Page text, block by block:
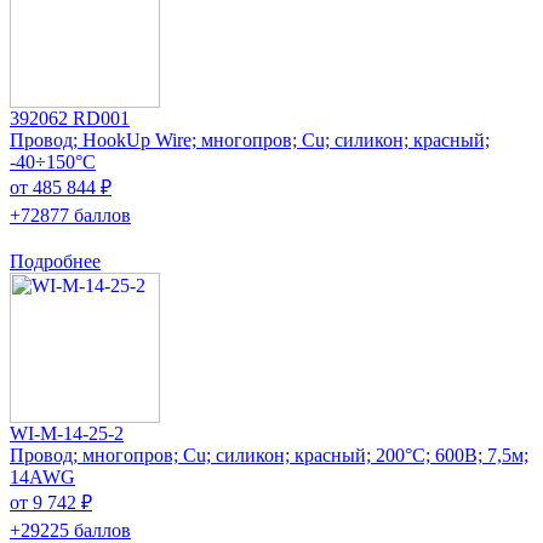
392062 RD001
Провод; HookUp Wire; многопров; Cu; силикон; красный;
-40÷150°C
от 485 844 ₽
+72877 баллов
Подробнее
WI-M-14-25-2
Провод; многопров; Cu; силикон; красный; 200°C; 600В; 7,5м;
14AWG
от 9 742 ₽
+29225 баллов